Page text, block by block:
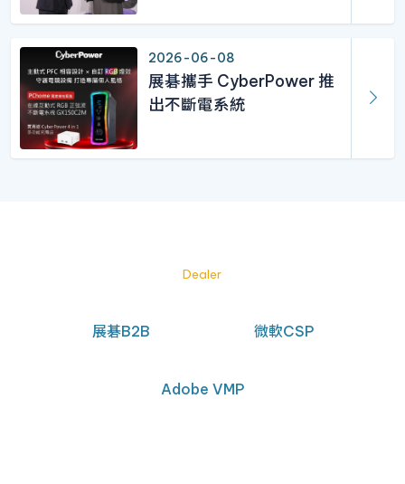
2026-06-08
展碁攜手 CyberPower 推
出不斷電系統
Dealer
展碁B2B 微軟CSP
Adobe VMP